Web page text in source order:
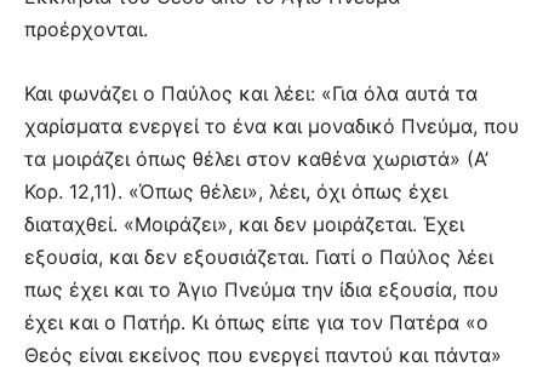
προέρχονται.
Και φωνάζει ο Παύλος και λέει: «Για όλα αυτά τα
χαρίσματα ενεργεί το ένα και μοναδικό Πνεύμα, που
τα μοιράζει όπως θέλει στον καθένα χωριστά» (Α’
Κορ. 12,11). «Όπως θέλει», λέει, όχι όπως έχει
διαταχθεί. «Μοιράζει», και δεν μοιράζεται. Έχει
εξουσία, και δεν εξουσιάζεται. Γιατί ο Παύλος λέει
πως έχει και το Άγιο Πνεύμα την ίδια εξουσία, που
έχει και ο Πατήρ. Κι όπως είπε για τον Πατέρα «ο
Θεός είναι εκείνος που ενεργεί παντού και πάντα»